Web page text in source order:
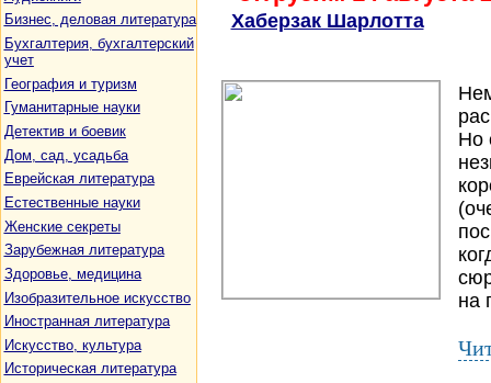
Бизнес, деловая литература
Бухгалтерия, бухгалтерский
учет
География и туризм
Гуманитарные науки
Детектив и боевик
Дом, сад, усадьба
Еврейская литература
Естественные науки
Женские секреты
Зарубежная литература
Здоровье, медицина
Изобразительное искусство
Иностранная литература
Искусство, культура
Историческая литература
Хаберзак Шарлотта
Но
на